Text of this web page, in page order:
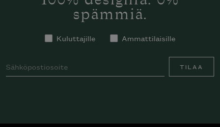
spämmiä.
Kuluttajille Ammattilaisille
TILAA